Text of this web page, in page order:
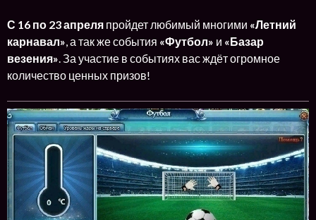
С 16 по 23 апреля пройдет любимый многими «Летний
карнавал», а так же события «Футбол» и «Базар
везения». За участие в событиях вас ждёт огромное
количество ценных призов!